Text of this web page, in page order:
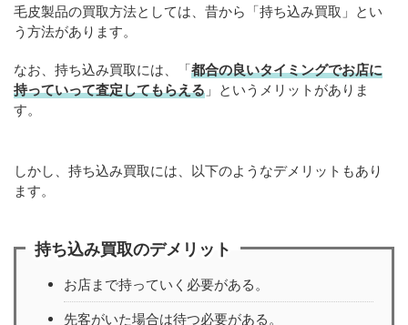
毛皮製品の買取方法としては、昔から「持ち込み買取」とい
う方法があります。
なお、持ち込み買取には、「都合の良いタイミングでお店に
持っていって査定してもらえる 」というメリットがありま
す。
しかし、持ち込み買取には、以下のようなデメリットもあり
ます。
持ち込み買取のデメリット
お店まで持っていく必要がある。
先客がいた場合は待つ必要がある。